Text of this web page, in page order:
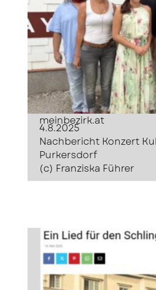
meinbezirk.at
4.8.2025
Nachbericht Konzert
Purkersdorf
(c) Franziska Führer